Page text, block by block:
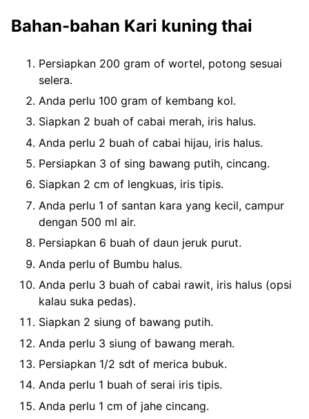
Bahan-bahan Kari kuning thai
Persiapkan 200 gram of wortel, potong sesuai
selera.
Anda perlu 100 gram of kembang kol.
Siapkan 2 buah of cabai merah, iris halus.
Anda perlu 2 buah of cabai hijau, iris halus.
Persiapkan 3 of sing bawang putih, cincang.
Siapkan 2 cm of lengkuas, iris tipis.
Anda perlu 1 of santan kara yang kecil, campur
dengan 500 ml air.
Persiapkan 6 buah of daun jeruk purut.
Anda perlu of Bumbu halus.
Anda perlu 3 buah of cabai rawit, iris halus (opsi
kalau suka pedas).
Siapkan 2 siung of bawang putih.
Anda perlu 3 siung of bawang merah.
Persiapkan 1/2 sdt of merica bubuk.
Anda perlu 1 buah of serai iris tipis.
Anda perlu 1 cm of jahe cincang.